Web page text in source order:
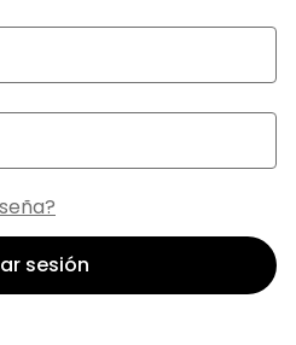
sesión